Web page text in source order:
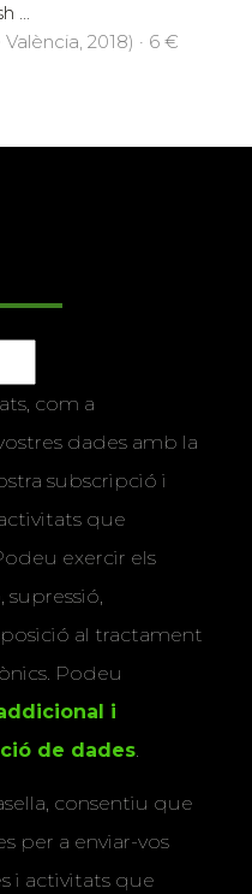
...
2018) · 6 €
com a
dades amb la
subscripció i
que
exercir els
supressió,
al tractament
Podeu
i
de dades.
consentiu que
per a enviar-vos
i activitats que